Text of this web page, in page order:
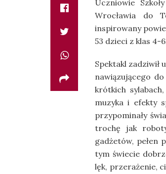
Uczniowie
Wrocławia do
inspirowany
53 dzieci z klas 4-
Spektakl zadziwił
nawiązującego
krótkich
muzyka i efekty
przypominały
trochę jak
gadżetów, pełen
tym świecie
lęk, przerażenie,